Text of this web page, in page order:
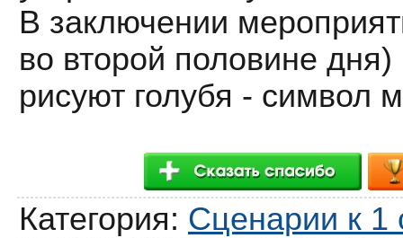
В заключении
во второй половине
рисуют голубя - символ
Категория: Сценарии к 1